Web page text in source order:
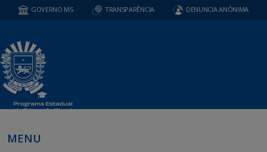
GOVERNO MS TRANSPARÊNCIA DENUNCIA ANÔNIMA
MENU